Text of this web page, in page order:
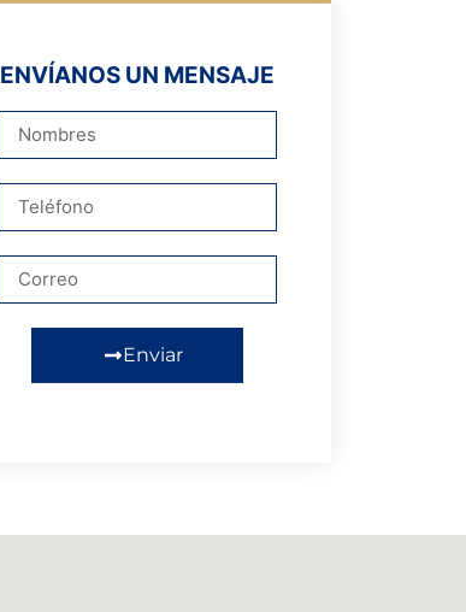
ENVÍANOS UN MENSAJE
Enviar